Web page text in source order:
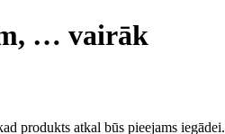
, … vairāk
produkts atkal būs pieejams iegādei.